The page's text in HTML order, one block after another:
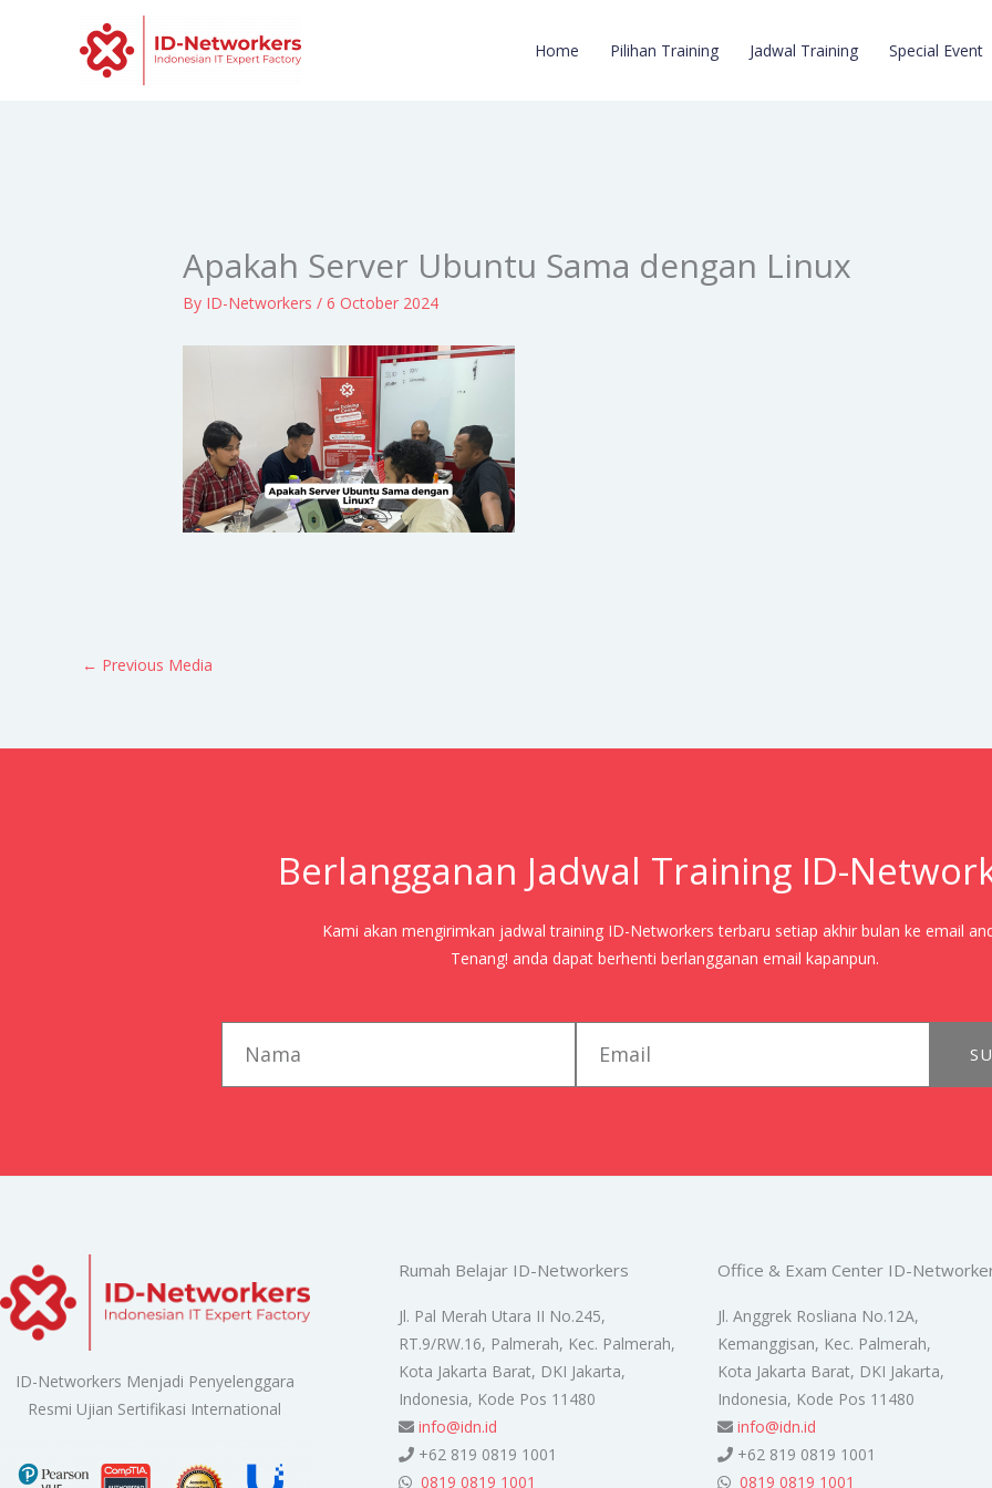
Home Pilihan Training Jadwal Training Special Event
Apakah Server Ubuntu Sama dengan Linux
By ID-Networkers/6 October 2024
← Previous Media
Berlangganan Jadwal Training ID-
Kami akan mengirimkan jadwal training ID-Networkers terbaru setiap akhir bulan ke email
Tenang! anda dapat berhenti berlangganan email kapanpun.
ID-Networkers Menjadi Penyelenggara
Resmi Ujian Sertifikasi International
Rumah Belajar ID-Networkers
Jl. Pal Merah Utara II No.245,
RT.9/RW.16, Palmerah, Kec. Palmerah,
Kota Jakarta Barat, DKI Jakarta,
Indonesia, Kode Pos 11480
info@idn.id
+62 819 0819 1001
0819 0819 1001
Office & Exam Center ID-
Jl. Anggrek Rosliana No.12A,
Kemanggisan, Kec. Palmerah,
Kota Jakarta Barat, DKI Jakarta,
Indonesia, Kode Pos 11480
info@idn.id
+62 819 0819 1001
0819 0819 1001